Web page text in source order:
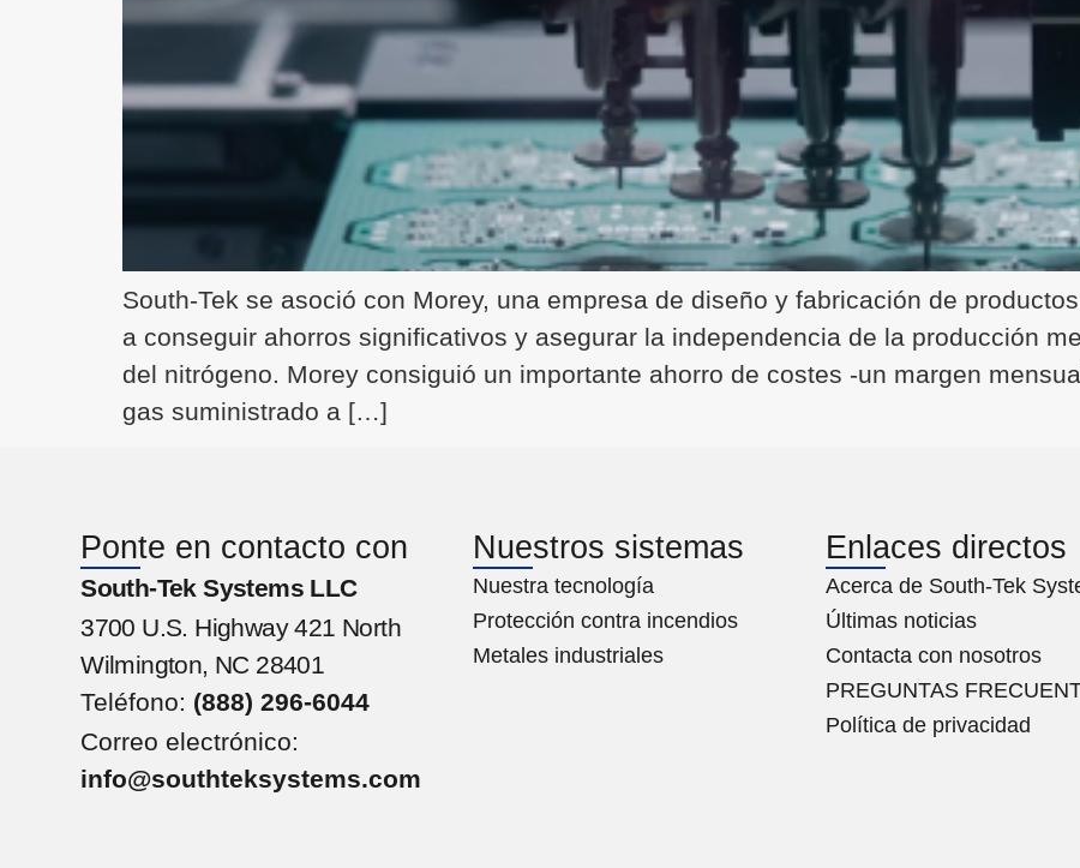
South-Tek se asoció con Morey, una empresa de diseño y fabricación de
a conseguir ahorros significativos y asegurar la independencia de la producción
del nitrógeno. Morey consiguió un importante ahorro de costes -un margen
gas suministrado a […]
Ponte en contacto con
South-Tek Systems LLC
3700 U.S. Highway 421 North
Wilmington, NC 28401
Teléfono: (888) 296-6044
Correo electrónico:
info@southteksystems.com
Nuestros sistemas
Nuestra tecnología
Protección contra incendios
Metales industriales
Enlaces directos
Acerca de South-Tek
Últimas noticias
Contacta con nosotros
PREGUNTAS
Política de privacidad